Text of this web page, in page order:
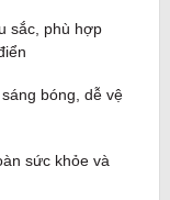
sắc, phù hợp
bóng, dễ vệ
sức khỏe và